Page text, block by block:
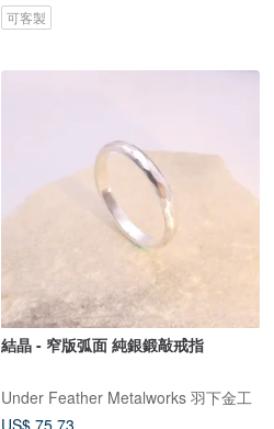
可客製
結晶 - 窄版弧面 純銀鍛敲戒指
Under Feather Metalworks 羽下金工
US$ 75.73